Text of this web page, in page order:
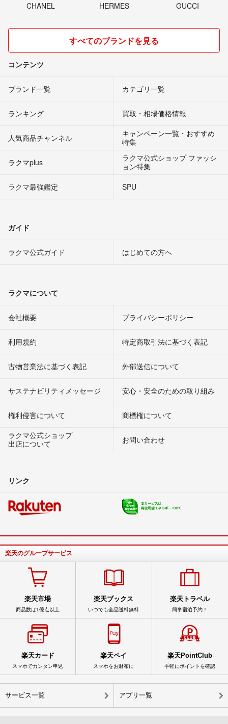
CHANEL HERMES GUCCI
すべてのブランドを見る
コンテンツ
ブランド一覧 カテゴリ一覧
ランキング 買取・相場価格情報
人気商品チャンネル
キャンペーン一覧・おすすめ
特集
ラクマplus
ラクマ公式ショップ ファッシ
ョン特集
ラクマ最強鑑定
SPU
ガイド
ラクマ公式ガイド はじめての方へ
ラクマについて
会社概要 プライバシーポリシー
利用規約 特定商取引法に基づく表記
古物営業法に基づく表記 外部送信について
サステナビリティメッセージ 安心・安全のための取り組み
権利侵害について
商標権について
ラクマ公式ショップ
出店について
お問い合わせ
リンク
楽天のグループサービス
楽天市場
商品数は1億点以上
楽天ブックス
いつでも全品送料無料
楽天トラベル
簡単宿泊予約！
楽天カード
スマホでカンタン申込
楽天ペイ
スマホをお財布に
楽天PointClub
手軽にポイントを確認
サービス一覧 アプリ一覧